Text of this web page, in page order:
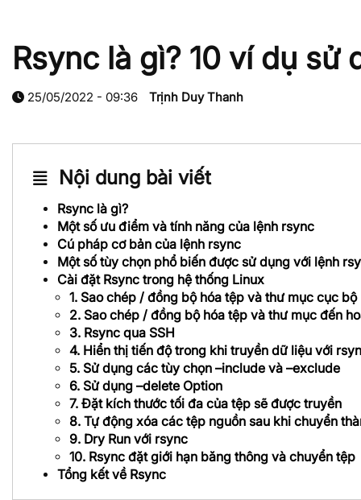
Rsync là gì? 10 ví dụ
25/05/2022 - 09:36 Trịnh Duy Thanh
Nội dung bài viết
Rsync là gì?
Một số ưu điểm và tính năng của lệnh rsync
Cú pháp cơ bản của lệnh rsync
Một số tùy chọn phổ biến được sử dụng với lệnh
Cài đặt Rsync trong hệ thống Linux
1. Sao chép / đồng bộ hóa tệp và thư mục cục bộ
2. Sao chép / đồng bộ hóa tệp và thư mục đến
3. Rsync qua SSH
4. Hiển thị tiến độ trong khi truyền dữ liệu với
5. Sử dụng các tùy chọn –include và –exclude
6. Sử dụng –delete Option
7. Đặt kích thước tối đa của tệp sẽ được truyền
8. Tự động xóa các tệp nguồn sau khi chuyển
9. Dry Run với rsync
10. Rsync đặt giới hạn băng thông và chuyển tệp
Tổng kết về Rsync